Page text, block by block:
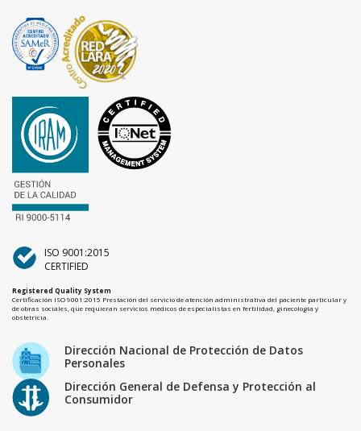
ISO 9001:2015
CERTIFIED
Registered Quality System
Certificación ISO 9001:2015 Prestación del servicio de atención administrativa del paciente particular y
de obras sociales, que requieran servicios médicos de especialistas en fertilidad, ginecología y
obstetricia.
Dirección Nacional de Protección de Datos
Personales
Dirección General de Defensa y Protección al
Consumidor